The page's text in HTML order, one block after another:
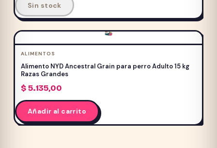
$ 1.090,00
hasta
$ 2.050,00
Sin stock
tiene
múltiples
variantes.
elegir
en
ALIMENTOS
Alimento NYD Ancestral Grain para perro Adulto 15 kg
Razas Grandes
$5.135,00
Añadir al carrito